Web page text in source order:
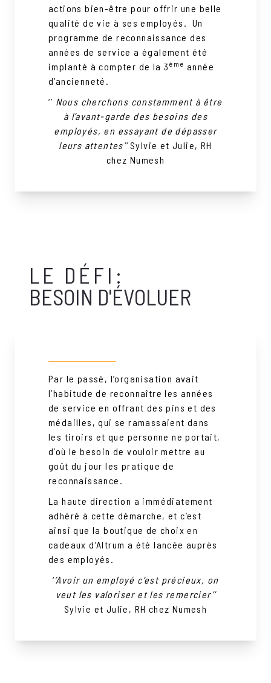
actions bien-être pour offrir une belle
qualité de vie à ses employés. Un
programme de reconnaissance des
années de service a également été
implanté à compter de la 3 ème année
d’ancienneté.
‘’ Nous cherchons constamment à être
à l’avant-garde des besoins des
employés, en essayant de dépasser
leurs attentes’’Sylvie et Julie, RH
chez Numesh
LE DÉFI:
BESOIN D'ÉVOLUER
Par le passé, l’organisation avait
l’habitude de reconnaître les années
de service en offrant des pins et des
médailles, qui se ramassaient dans
les tiroirs et que personne ne portait,
d’où le besoin de vouloir mettre au
goût du jour les pratique de
reconnaissance.
La haute direction a immédiatement
adhéré à cette démarche, et c’est
ainsi que la boutique de choix en
cadeaux d’Altrum a été lancée auprès
des employés.
‘’Avoir un employé c’est précieux, on
veut les valoriser et les remercier’’
Sylvie et Julie, RH chez Numesh